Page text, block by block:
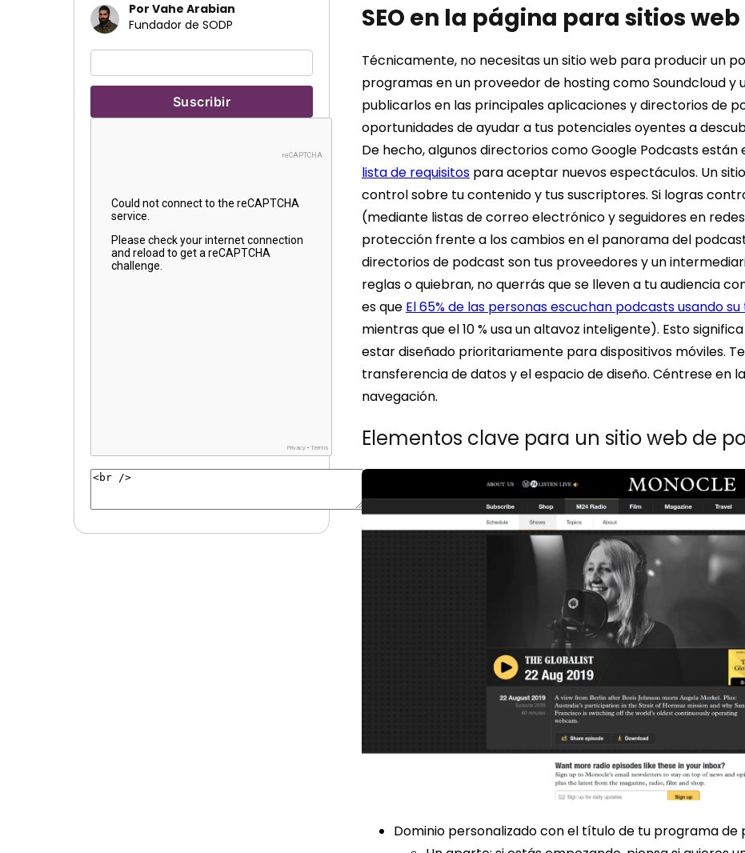
Por Vahe Arabian
Fundador de SODP
SEO en la página para sitios
Técnicamente, no necesitas un sitio web para producir un
programas en un proveedor de hosting como Soundcloud y
publicarlos en las principales aplicaciones y directorios de
oportunidades de ayudar a tus potenciales oyentes a
De hecho, algunos directorios como Google Podcasts están
lista de requisitos para aceptar nuevos espectáculos. Un
control sobre tu contenido y tus suscriptores. Si logras
(mediante listas de correo electrónico y seguidores en
protección frente a los cambios en el panorama del
directorios de podcast son tus proveedores y un
reglas o quiebran, no querrás que se lleven a tu audiencia
es que El 65% de las personas escuchan podcasts usando
mientras que el 10 % usa un altavoz inteligente). Esto
estar diseñado prioritariamente para dispositivos móviles.
transferencia de datos y el espacio de diseño. Céntrese en
navegación.
Elementos clave para un sitio web de
Dominio personalizado con el título de tu programa de